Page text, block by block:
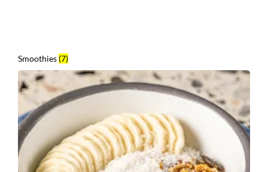
Smoothies (7)